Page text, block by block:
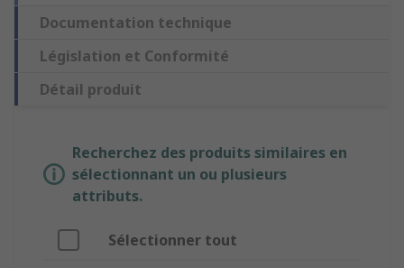
Documentation technique
Législation et Conformité
Détail produit
Recherchez des produits similaires en
sélectionnant un ou plusieurs
attributs.
Sélectionner tout